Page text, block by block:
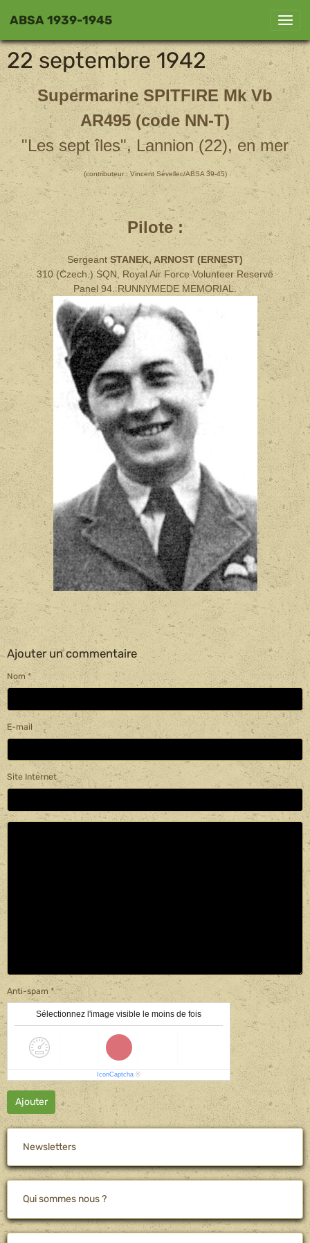
ABSA 1939-1945
22 septembre 1942
Supermarine SPITFIRE Mk Vb
AR495 (code NN-T)
"Les sept îles", Lannion (22), en mer
(contributeur : Vincent Sévellec/ABSA 39-45)
Pilote :
SergeantSTANEK, ARNOST (ERNEST)
310 (Czech.) SQN, Royal Air Force Volunteer Reserve
Panel 94. RUNNYMEDE MEMORIAL.
Ajouter un commentaire
Nom
E-mail
Site Internet
Anti-spam
Sélectionnez l'image visible le moins de fois
IconCaptcha ©
Ajouter
Newsletters
Qui sommes nous ?